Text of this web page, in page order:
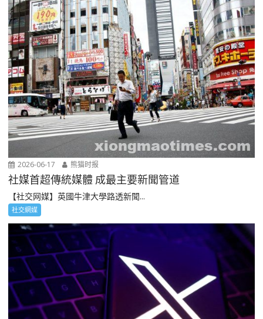
2026-06-17 熊猫时报
社媒首超傳統媒體 成最主要新聞管道
【社交网媒】英國牛津大學路透新聞...
社交網媒